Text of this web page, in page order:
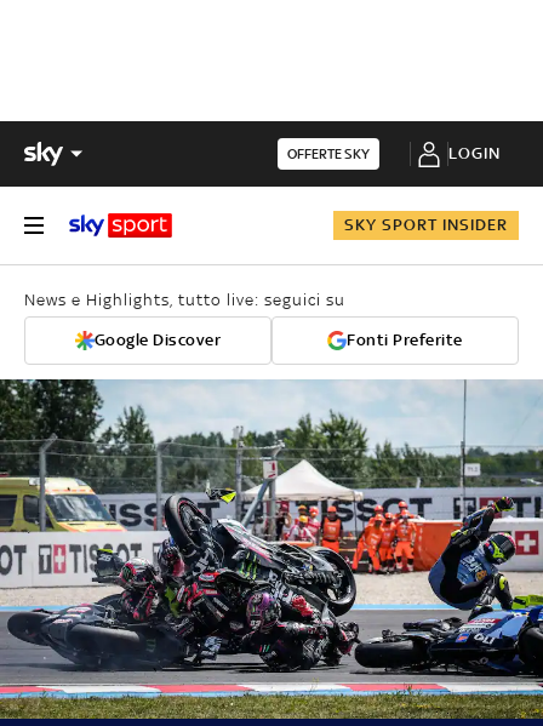
OFFERTE SKY LOGIN
SKY SPORT INSIDER
News e Highlights, tutto live: seguici su
Google Discover Fonti Preferite